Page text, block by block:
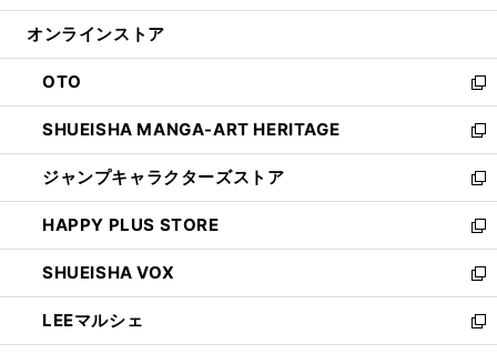
開
ン
ウ
で
開
く
ウ
ン
ド
ウ
で
開
く
オンラインストア
OTO
新
し
い
ウ
ィ
ン
ド
ウ
で
開
く
SHUEISHA MANGA-ART HERITAGE
新
し
い
ウ
ィ
ン
ド
ウ
で
開
ジャンプキャラクターズストア
新
し
い
ウ
ィ
ン
ド
ウ
HAPPY PLUS STORE
新
し
い
ウ
ィ
ン
SHUEISHA VOX
新
し
い
ウ
LEEマルシェ
新
し